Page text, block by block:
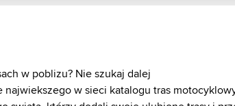
w poblizu? Nie szukaj dalej
najwiekszego w sieci katalogu tras